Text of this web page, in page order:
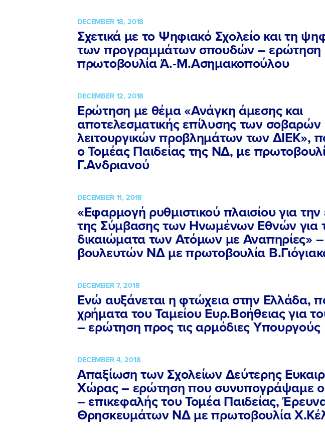
ΕΛΑ
DECEMBER 18, 2018
Σχετικά με το Ψηφιακό Σχολείο και τη
των προγραμμάτων σπουδών – ερώτηση
πρωτοβουλία Ά.-Μ.Ασημακοπούλου
DECEMBER 12, 2018
Ερώτηση με θέμα «Ανάγκη άμεσης και
αποτελεσματικής επίλυσης των σοβαρών
λειτουργικών προβλημάτων των ΔΙΕΚ»,
ο Τομέας Παιδείας της ΝΔ, με
Γ.Ανδριανού
DECEMBER 11, 2018
«Εφαρμογή ρυθμιστικού πλαισίου για
της Σύμβασης των Ηνωμένων Εθνών για
δικαιώματα των Ατόμων με Αναπηρίες»
βουλευτών ΝΔ με πρωτοβουλία
DECEMBER 7, 2018
Ενώ αυξάνεται η φτώχεια στην Ελλάδα,
χρήματα του Ταμείου Ευρ.Βοήθειας για
– ερώτηση προς τις αρμόδιες Υπουργούς
DECEMBER 4, 2018
Απαξίωση των Σχολείων Δεύτερης
Χώρας – ερώτηση που συνυπογράψαμε
– επικεφαλής του Τομέα Παιδείας,
Θρησκευμάτων ΝΔ με πρωτοβουλία